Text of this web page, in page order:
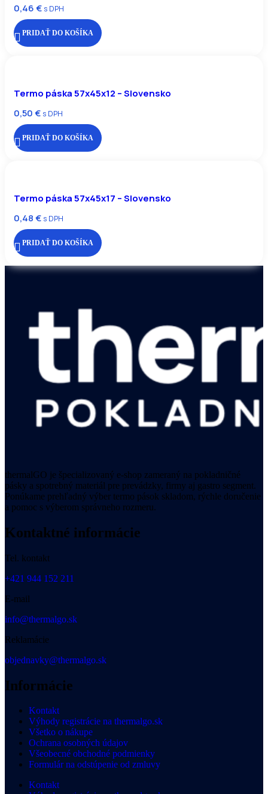
0,46€ s DPH
PRIDAŤ DO KOŠÍKA
Termo páska 57x45x12 – Slovensko
0,50€ s DPH
PRIDAŤ DO KOŠÍKA
Termo páska 57x45x17 – Slovensko
0,48€ s DPH
PRIDAŤ DO KOŠÍKA
thermalGO je špecializovaný e-shop zameraný na pokladničné
pásky a spotrebný materiál pre prevádzky, firmy aj gastro segment.
Ponúkame prehľadný výber termo pások skladom, rýchle doručenie
a pomoc s výberom správneho rozmeru.
Kontaktné informácie
Tel. kontakt
+421 944 152 211
E-mail
info@thermalgo.sk
Reklamácie
objednavky@thermalgo.sk
Informácie
Kontakt
Výhody registrácie na thermalgo.sk
Všetko o nákupe
Ochrana osobných údajov
Všeobecné obchodné podmienky
Formulár na odstúpenie od zmluvy
Kontakt